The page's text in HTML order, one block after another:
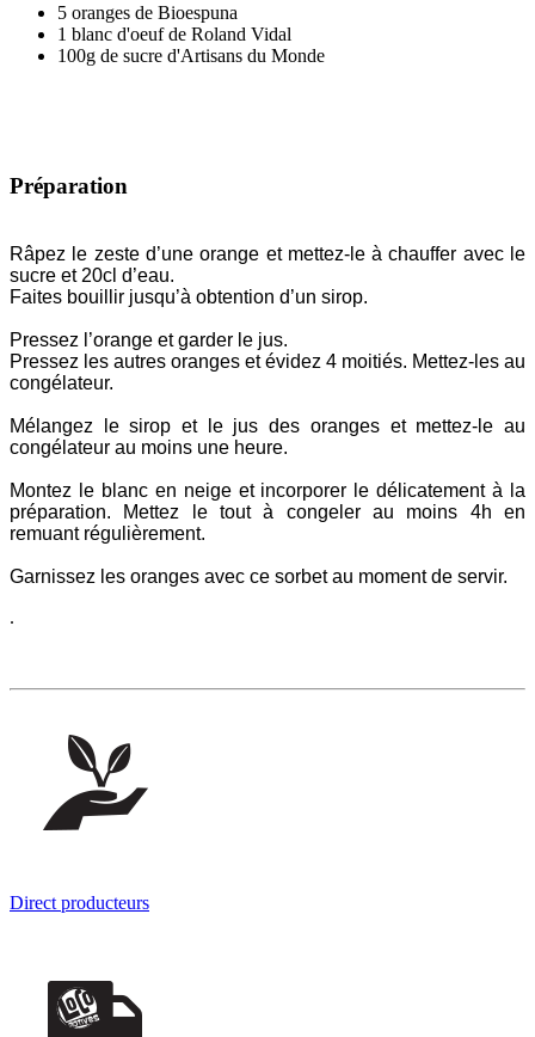
5 oranges de Bioespuna
1 blanc d'oeuf de Roland Vidal
100g de sucre d'Artisans du Monde
Préparation
Râpez le zeste d’une orange et mettez-le à chauffer avec le
sucre et 20cl d’eau.
Faites bouillir jusqu’à obtention d’un sirop.
Pressez l’orange et garder le jus.
Pressez les autres oranges et évidez 4 moitiés. Mettez-les au
congélateur.
Mélangez le sirop et le jus des oranges et mettez-le au
congélateur au moins une heure.
Montez le blanc en neige et incorporer le délicatement à la
préparation. Mettez le tout à congeler au moins 4h en
remuant régulièrement.
Garnissez les oranges avec ce sorbet au moment de servir.
.
Direct producteurs